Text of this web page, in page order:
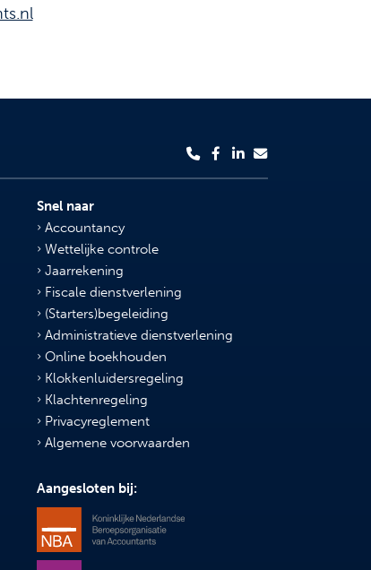
Snel naar
Accountancy
Wettelijke controle
Jaarrekening
Fiscale dienstverlening
(Starters)begeleiding
Administratieve dienstverlening
Online boekhouden
Klokkenluidersregeling
Klachtenregeling
Privacyreglement
Algemene voorwaarden
Aangesloten bij: